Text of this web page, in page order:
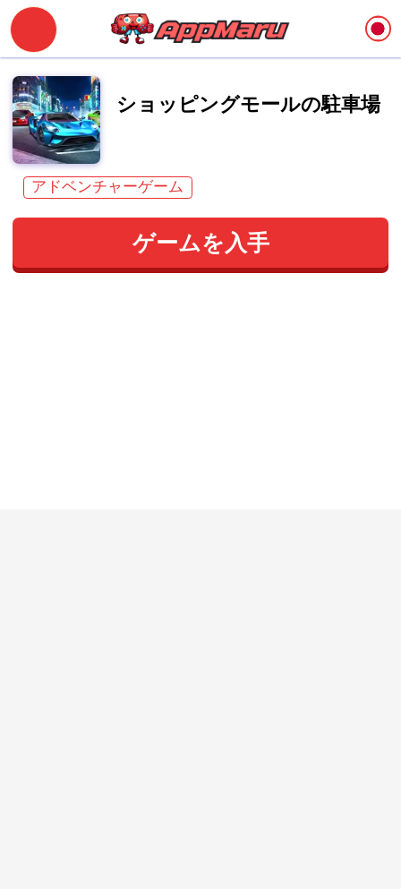
ショッピングモールの駐車場
アドベンチャーゲーム
ゲームを入手